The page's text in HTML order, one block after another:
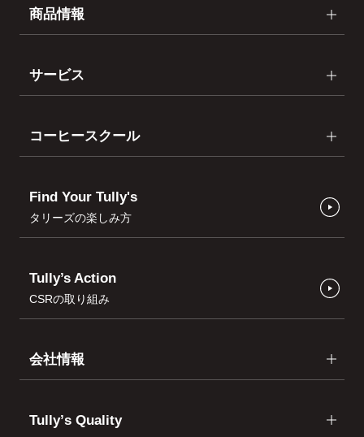
商品情報
サービス
コーヒースクール
Find Your Tully's
タリーズの楽しみ方
Tully’s Action
CSRの取り組み
会社情報
Tullyʼs Quality